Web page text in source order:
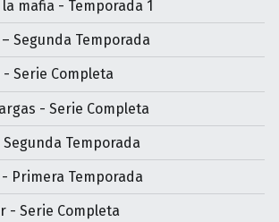
mafia - Temporada 1
Segunda Temporada
- Serie Completa
- Serie Completa
Temporada
Primera Temporada
- Serie Completa